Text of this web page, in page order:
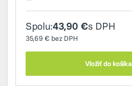
Spolu:43,90 €s DPH
35,69 € bez DPH
Vložiť do košíka